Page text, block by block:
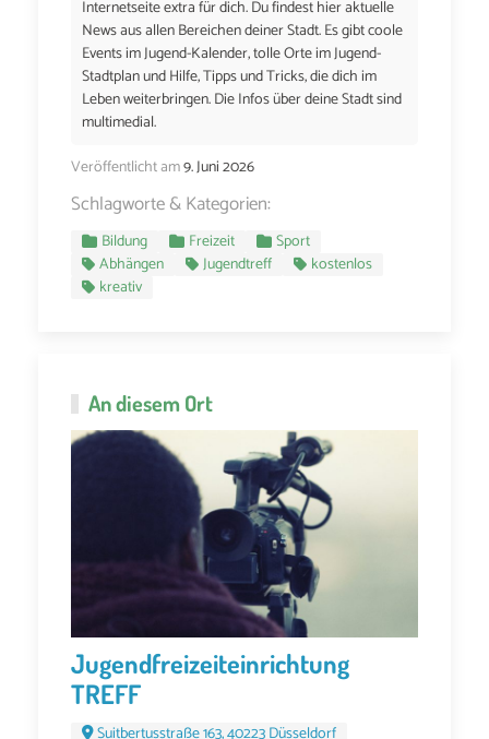
Internetseite extra für dich. Du findest hier aktuelle
News aus allen Bereichen deiner Stadt. Es gibt coole
Events im Jugend-Kalender, tolle Orte im Jugend-
Stadtplan und Hilfe, Tipps und Tricks, die dich im
Leben weiterbringen. Die Infos über deine Stadt sind
multimedial.
Veröffentlicht am9. Juni 2026
Schlagworte & Kategorien:
Bildung Freizeit
Sport
Abhängen
Jugendtreff
kostenlos
kreativ
An diesem Ort
Jugendfreizeiteinrichtung
TREFF